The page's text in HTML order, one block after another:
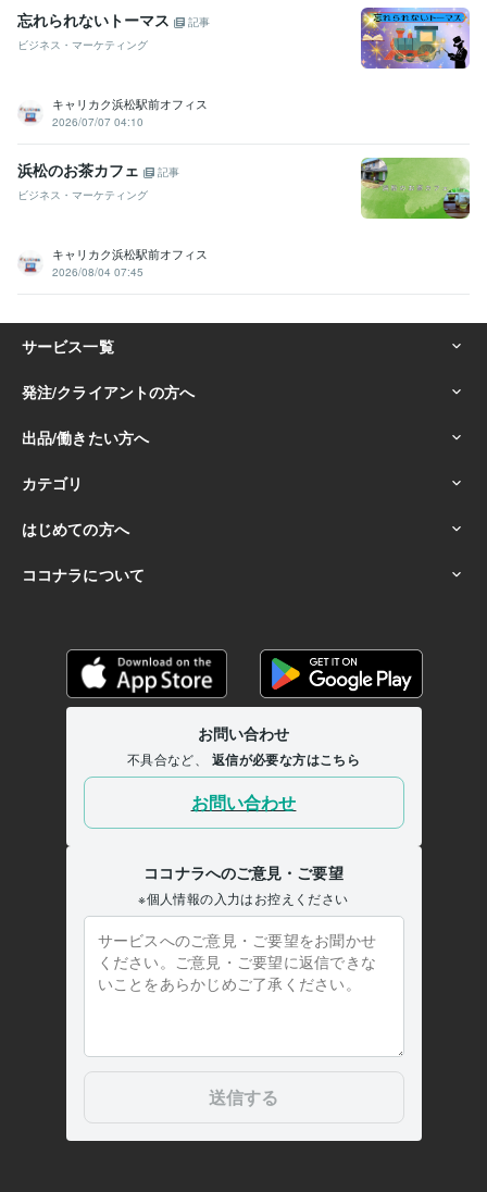
忘れられないトーマス
記事
ビジネス・マーケティング
キャリカク浜松駅前オフィス
2026/07/07 04:10
浜松のお茶カフェ
記事
ビジネス・マーケティング
キャリカク浜松駅前オフィス
2026/08/04 07:45